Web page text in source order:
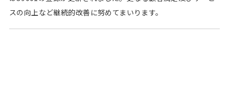
スの向上など継続的改善に努めてまいります。